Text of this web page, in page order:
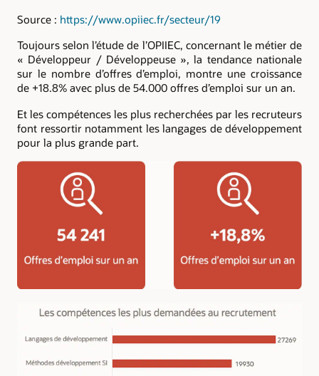
Source : https://www.opiiec.fr/secteur/19
Toujours selon l’étude de l’OPIIEC, concernant le métier de
« Développeur / Développeuse », la tendance nationale
sur le nombre d’offres d’emploi, montre une croissance
de +18.8% avec plus de 54.000 offres d’emploi sur un an.
Et les compétences les plus recherchées par les recruteurs
font ressortir notamment les langages de développement
pour la plus grande part.